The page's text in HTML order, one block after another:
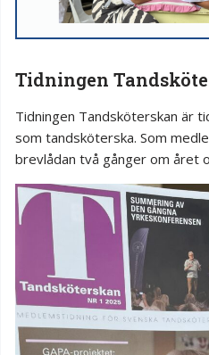
Tidningen
Tidningen Tandsköterskan är
som tandsköterska. Som
brevlådan två gånger om året